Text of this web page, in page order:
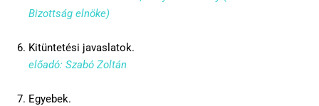
Bizottság elnöke)
Kitüntetési javaslatok.
előadó: Szabó Zoltán
Egyebek.